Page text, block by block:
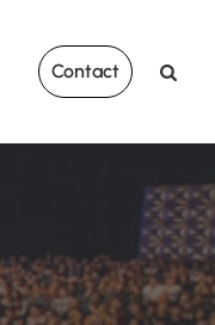
Contact